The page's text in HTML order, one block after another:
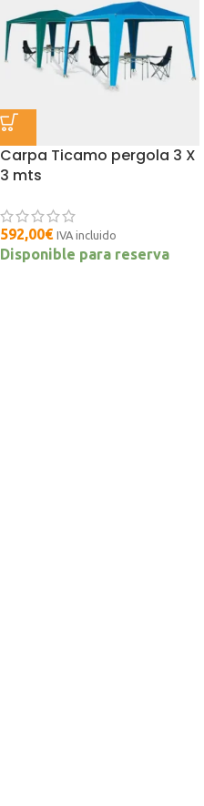
Carpa Ticamo pergola 3 X
3 mts
592,00€ IVA incluido
Disponible para reserva